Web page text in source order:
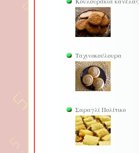
Ταχινοκούλουρα
Σαραγλί Πολίτικο